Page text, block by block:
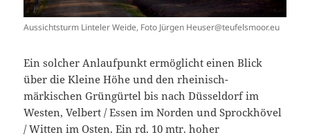
Aussichtsturm Linteler Weide, Foto Jürgen Heuser@teufelsmoor.eu
Ein solcher Anlaufpunkt ermöglicht einen Blick
über die Kleine Höhe und den rheinisch-
märkischen Grüngürtel bis nach Düsseldorf im
Westen, Velbert / Essen im Norden und Sprockhövel
/ Witten im Osten. Ein rd. 10 mtr. hoher